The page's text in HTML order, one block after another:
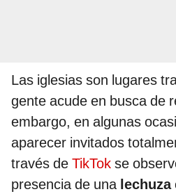
Las iglesias son lugares
gente acude en busca de
embargo, en algunas
aparecer invitados
través de TikTok se
presencia de una lechuza